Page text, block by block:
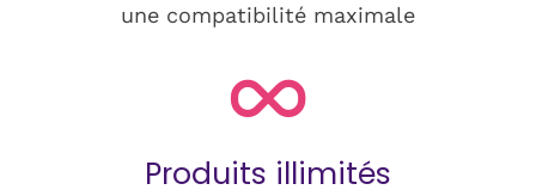
une compatibilité maximale
Produits illimités